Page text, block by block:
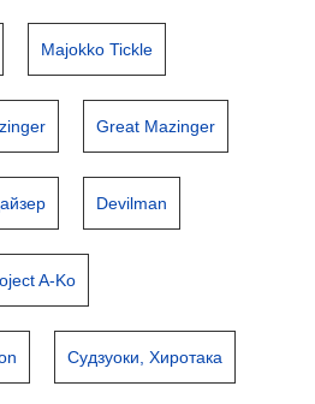
Majokko Tickle
Great Mazinger
Devilman
A-Ko
Судзуоки, Хиротака